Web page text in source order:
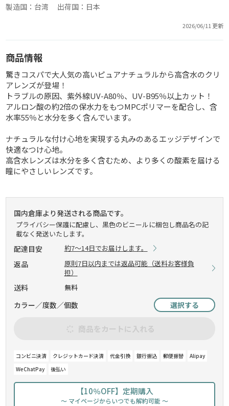
製造国：台湾 出荷国：日本
2026/06/11 更新
商品情報
驚きコスパで大人気の高いピュアナチュラルから高含水のクリ
アレンズが登場！
トラブルの原因、紫外線UV-A80％、UV-B95％以上カット！
アルロン酸の約2倍の保水力をもつMPCポリマーを配合し、含
水率55％と水分を多く含んでいます。
ナチュラルな付け心地を実現する丸みのあるエッジデザインで
快適なつけ心地。
高含水レンズは水分を多く含むため、より多くの酸素を届ける
瞳にやさしいレンズです。
国内倉庫より発送される商品です。
プライバシー保護に配慮し、黒色のビニールに梱包し商品名の記
載なく発送いたします。
配達目安 約7～14日でお届けします。
返品
原則7日以内までは返品可能（送料お客様負
担）
送料 無料
カラー／度数／個数 選択する
商品をカートに入れる
コンビニ決済 クレジットカード決済 代金引換 銀行振込 郵便振替
Alipay
WeChatPay
後払い
【10％OFF】定期購入
～ マイページからいつでも解約可能 ～